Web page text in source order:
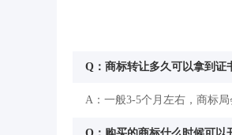
Q：商标转让多久可以拿到证
A：一般3-5个月左右，商标局